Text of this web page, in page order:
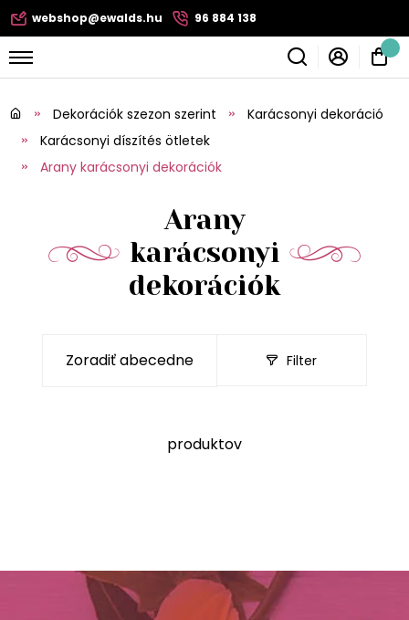
webshop@ewalds.hu 96 884 138
Dekorációk szezon szerint
Karácsonyi dekoráció
Karácsonyi díszítés ötletek
Arany karácsonyi dekorációk
Arany
karácsonyi
dekorációk
Filter
produktov